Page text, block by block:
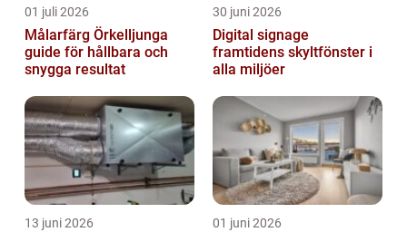
01 juli 2026
Målarfärg Örkelljunga
guide för hållbara och
snygga resultat
30 juni 2026
Digital signage
framtidens skyltfönster i
alla miljöer
13 juni 2026 01 juni 2026